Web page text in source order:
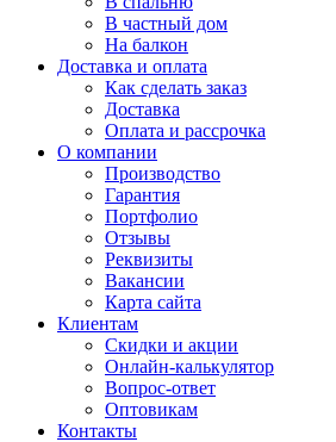
В частный дом
На балкон
Доставка и оплата
Как сделать заказ
Доставка
Оплата и рассрочка
О компании
Производство
Гарантия
Портфолио
Отзывы
Реквизиты
Вакансии
Карта сайта
Клиентам
Скидки и акции
Онлайн-калькулятор
Вопрос-ответ
Оптовикам
Контакты